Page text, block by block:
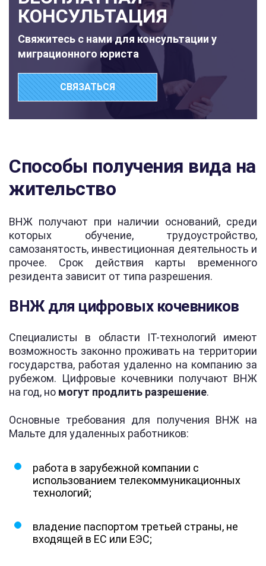
КОНСУЛЬТАЦИЯ
Свяжитесь с нами для консультации у
миграционного юриста
СВЯЗАТЬСЯ
Способы получения вида на
жительство
ВНЖ получают при наличии оснований, среди
которых обучение, трудоустройство,
самозанятость, инвестиционная деятельность и
прочее. Срок действия карты временного
резидента зависит от типа разрешения.
ВНЖ для цифровых кочевников
Специалисты в области IT-технологий имеют
возможность законно проживать на территории
государства, работая удаленно на компанию за
рубежом. Цифровые кочевники получают ВНЖ
на год, но могут продлить разрешение.
Основные требования для получения ВНЖ на
Мальте для удаленных работников:
работа в зарубежной компании с
использованием телекоммуникационных
технологий;
владение паспортом третьей страны, не
входящей в ЕС или ЕЭС;